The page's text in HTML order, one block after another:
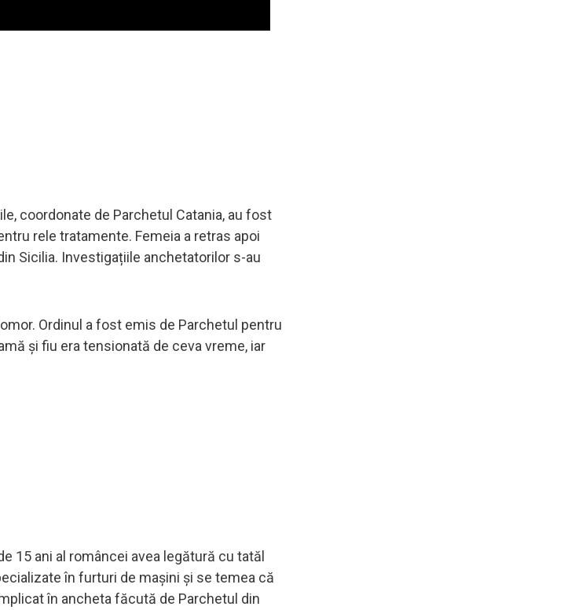
coordonate de Parchetul Catania, au fost
rele tratamente. Femeia a retras apoi
Sicilia. Investigațiile anchetatorilor s-au
Ordinul a fost emis de Parchetul pentru
și fiu era tensionată de ceva vreme, iar
15 ani al româncei avea legătură cu tatăl
în furturi de mașini și se temea că
în ancheta făcută de Parchetul din